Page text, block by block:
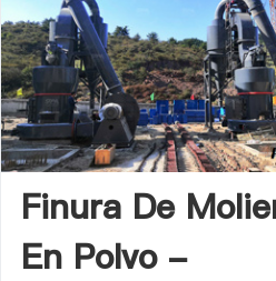
Finura De
En Polvo -